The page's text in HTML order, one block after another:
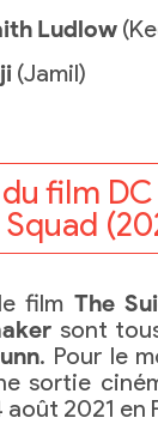
Ludlow
(Jamil)
film DC
Squad
film The
sont
. Pour le
sortie
août 2021 en